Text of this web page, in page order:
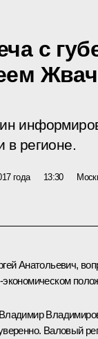
с
в регионе.
года 13:30
Анатольевич,
Владимир
Валовый